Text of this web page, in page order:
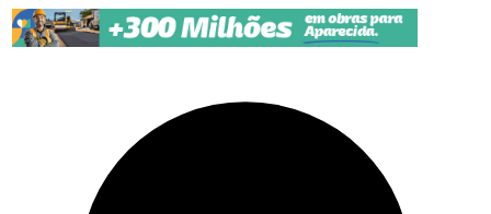
Pular para o conteúdo